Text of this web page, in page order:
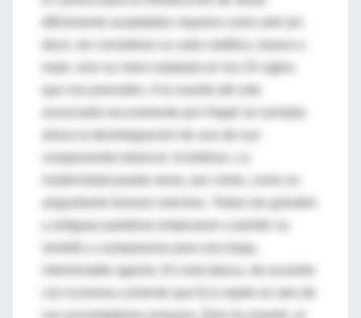
difícilmente aceptables siquiera como arte (es
malo, sino su mero estatuto) en los 25 siglos
anunciada oscuramente por Hegel se sumaba
ahora la desintegración de uno de sus
componentes básicos: la belleza. La
angustiante funeral colectivo. Todas las grandes
y antiguas palabras empezaron a perder su
sentido y a prepararse para una larga,
interminable agonía. En esta época, de acuerdo